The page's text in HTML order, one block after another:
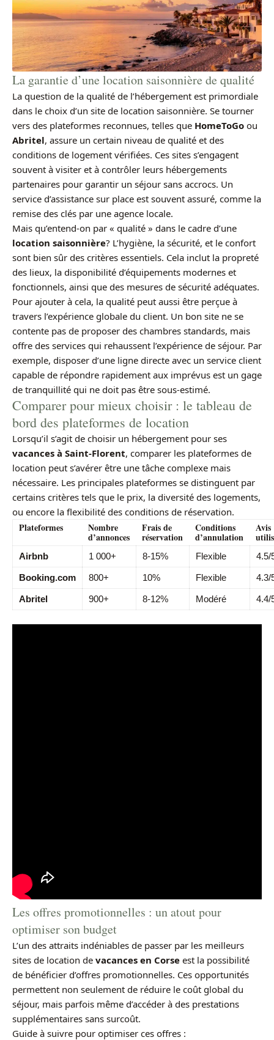
La garantie d’une location saisonnière de qualité
La question de la qualité de l’hébergement est primordiale
dans le choix d’un site de location saisonnière. Se tourner
vers des plateformes reconnues, telles que HomeToGo ou
Abritel, assure un certain niveau de qualité et des
conditions de logement vérifiées. Ces sites s’engagent
souvent à visiter et à contrôler leurs hébergements
partenaires pour garantir un séjour sans accrocs. Un
service d’assistance sur place est souvent assuré, comme la
remise des clés par une agence locale.
Mais qu’entend-on par « qualité » dans le cadre d’une
location saisonnière? L’hygiène, la sécurité, et le confort
sont bien sûr des critères essentiels. Cela inclut la propreté
des lieux, la disponibilité d’équipements modernes et
fonctionnels, ainsi que des mesures de sécurité adéquates.
Pour ajouter à cela, la qualité peut aussi être perçue à
travers l’expérience globale du client. Un bon site ne se
contente pas de proposer des chambres standards, mais
offre des services qui rehaussent l’expérience de séjour. Par
exemple, disposer d’une ligne directe avec un service client
capable de répondre rapidement aux imprévus est un gage
de tranquillité qui ne doit pas être sous-estimé.
Comparer pour mieux choisir : le tableau de
bord des plateformes de location
Lorsqu’il s’agit de choisir un hébergement pour ses
vacances à Saint-Florent, comparer les plateformes de
location peut s’avérer être une tâche complexe mais
nécessaire. Les principales plateformes se distinguent par
certains critères tels que le prix, la diversité des logements,
ou encore la flexibilité des conditions de réservation.
Plateformes Nombre
d’annonces
Frais de
réservation
Conditions
d’annulation
Avis
Airbnb 1 000+ 8-15% Flexible 4.5/
Booking.com 800+ 10% Flexible 4.3/
Abritel 900+ 8-12% Modéré 4.4/
Les offres promotionnelles : un atout pour
optimiser son budget
L’un des attraits indéniables de passer par les meilleurs
sites de location de vacances en Corse est la possibilité
de bénéficier d’offres promotionnelles. Ces opportunités
permettent non seulement de réduire le coût global du
séjour, mais parfois même d’accéder à des prestations
supplémentaires sans surcoût.
Guide à suivre pour optimiser ces offres :